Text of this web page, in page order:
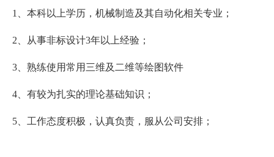
1、本科以上学历，机械制造及其自动化相关专业；
2、从事非标设计3年以上经验；
3、熟练使用常用三维及二维等绘图软件
4、有较为扎实的理论基础知识；
5、工作态度积极，认真负责，服从公司安排；